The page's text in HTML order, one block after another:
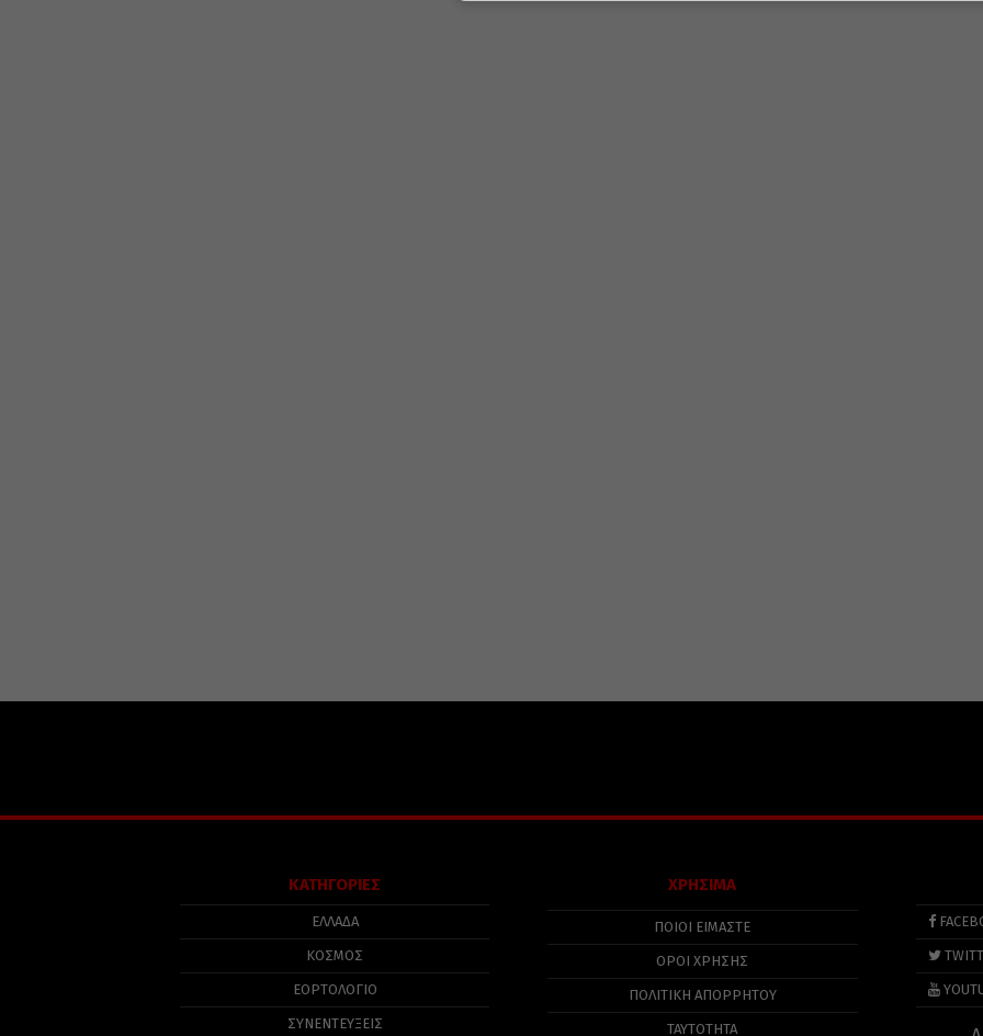
ΚΑΤΗΓΟΡΙΕΣ
ΕΛΛΑΔΑ
ΚΟΣΜΟΣ
ΕΟΡΤΟΛΟΓΙΟ
ΣΥΝΕΝΤΕΥΞΕΙΣ
ΧΡΗΣΙΜΑ
ΠΟΙΟΙ ΕΙΜΑΣΤΕ
ΟΡΟΙ ΧΡΗΣΗΣ
ΠΟΛΙΤΙΚΉ ΑΠΟΡΡΉΤΟΥ
ΤΑΥΤΟΤΗΤΑ